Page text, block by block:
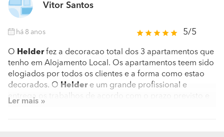
Vitor Santos
há 8 anos 5/5
O Helderfez a decoracao total dos 3 apartamentos que
tenho em Alojamento Local. Os apartamentos teem sido
elogiados por todos os clientes e a forma como estao
decorados. O Heldere um grande profissional e
entrega os trabalhos de acordo com o prazo previsto e
Ler mais